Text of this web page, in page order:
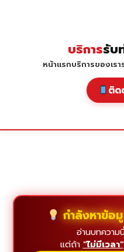
บริการรับ
หน้าแรกบริการของเรา
ติด
กำลังหาข้อ
อ่านบทความ
แต่ถ้า "ไม่มีเวลา"